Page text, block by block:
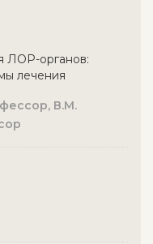
ЛОР-органов:
лечения
В.М.